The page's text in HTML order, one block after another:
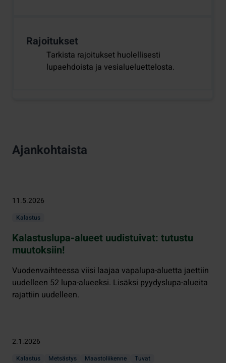
Rajoitukset
Tarkista rajoitukset huolellisesti
lupaehdoista ja vesialueluettelosta.
Ajankohtaista
11.5.2026
Kalastus
Kalastuslupa-alueet uudistuivat: tutustu
muutoksiin!
Vuodenvaihteessa viisi laajaa vapalupa-aluetta jaettiin
uudelleen 52 lupa-alueeksi. Lisäksi pyydyslupa-alueita
rajattiin uudelleen.
2.1.2026
Kalastus Metsästys Maastoliikenne Tuvat